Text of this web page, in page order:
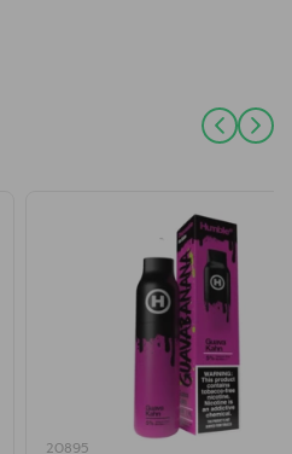
20895